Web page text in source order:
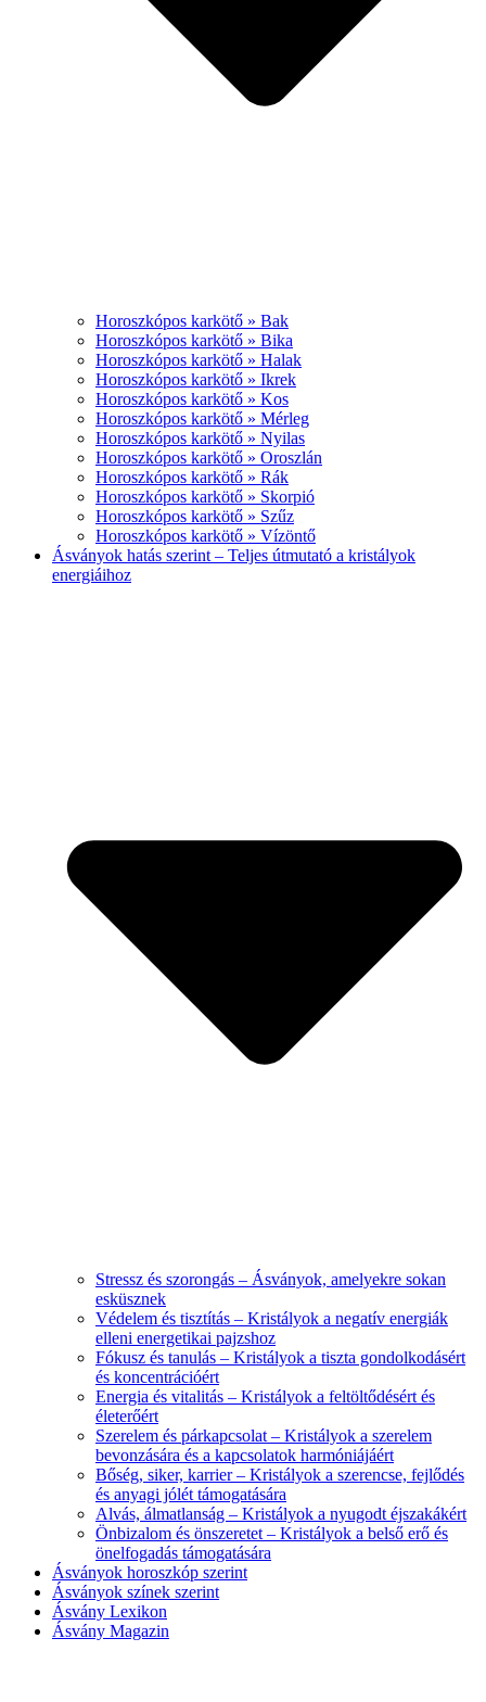
Horoszkópos karkötő » Bak
Horoszkópos karkötő » Bika
Horoszkópos karkötő » Halak
Horoszkópos karkötő » Ikrek
Horoszkópos karkötő » Kos
Horoszkópos karkötő » Mérleg
Horoszkópos karkötő » Nyilas
Horoszkópos karkötő » Oroszlán
Horoszkópos karkötő » Rák
Horoszkópos karkötő » Skorpió
Horoszkópos karkötő » Szűz
Horoszkópos karkötő » Vízöntő
Ásványok hatás szerint – Teljes útmutató a kristályok
energiáihoz
Stressz és szorongás – Ásványok, amelyekre sokan
esküsznek
Védelem és tisztítás – Kristályok a negatív energiák
elleni energetikai pajzshoz
Fókusz és tanulás – Kristályok a tiszta gondolkodásért
és koncentrációért
Energia és vitalitás – Kristályok a feltöltődésért és
életerőért
Szerelem és párkapcsolat – Kristályok a szerelem
bevonzására és a kapcsolatok harmóniájáért
Bőség, siker, karrier – Kristályok a szerencse, fejlődés
és anyagi jólét támogatására
Alvás, álmatlanság – Kristályok a nyugodt éjszakákért
Önbizalom és önszeretet – Kristályok a belső erő és
önelfogadás támogatására
Ásványok horoszkóp szerint
Ásványok színek szerint
Ásvány Lexikon
Ásvány Magazin